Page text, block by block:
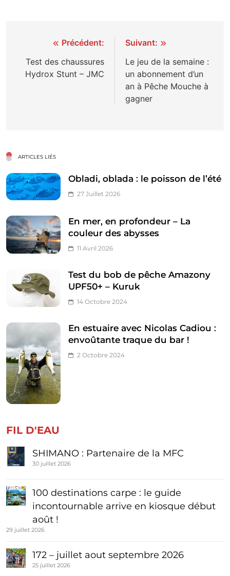
Navigation
de
l’article
Précédent:
Test des chaussures
Hydrox Stunt – JMC
Suivant:
Le jeu de la semaine :
un abonnement d’un
an à Pêche Mouche à
gagner
ARTICLES LIÉS
Obladi, oblada : le poisson de l’été
27 Juillet 2026
En mer, en profondeur – La
couleur des abysses
11 Avril 2026
Test du bob de pêche Amazony
UPF50+ – Kuruk
14 Octobre 2024
En estuaire avec Nicolas Cadiou :
envoûtante traque du bar !
2 Octobre 2024
FIL D'EAU
SHIMANO : Partenaire de la MFC
30 juillet 2026
100 destinations carpe : le guide
incontournable arrive en kiosque début
août !
29 juillet 2026
172 – juillet aout septembre 2026
25 juillet 2026